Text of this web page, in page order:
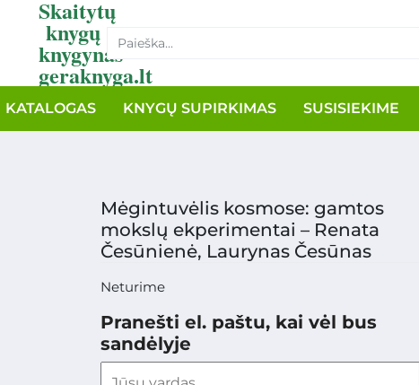
Skaitytų
knygų
knygynas
geraknyga.lt
KATALOGAS KNYGŲ SUPIRKIMAS SUSISIEKIME
Mėgintuvėlis kosmose: gamtos
mokslų ekperimentai – Renata
Česūnienė, Laurynas Česūnas
Neturime
Pranešti el. paštu, kai vėl bus
sandėlyje